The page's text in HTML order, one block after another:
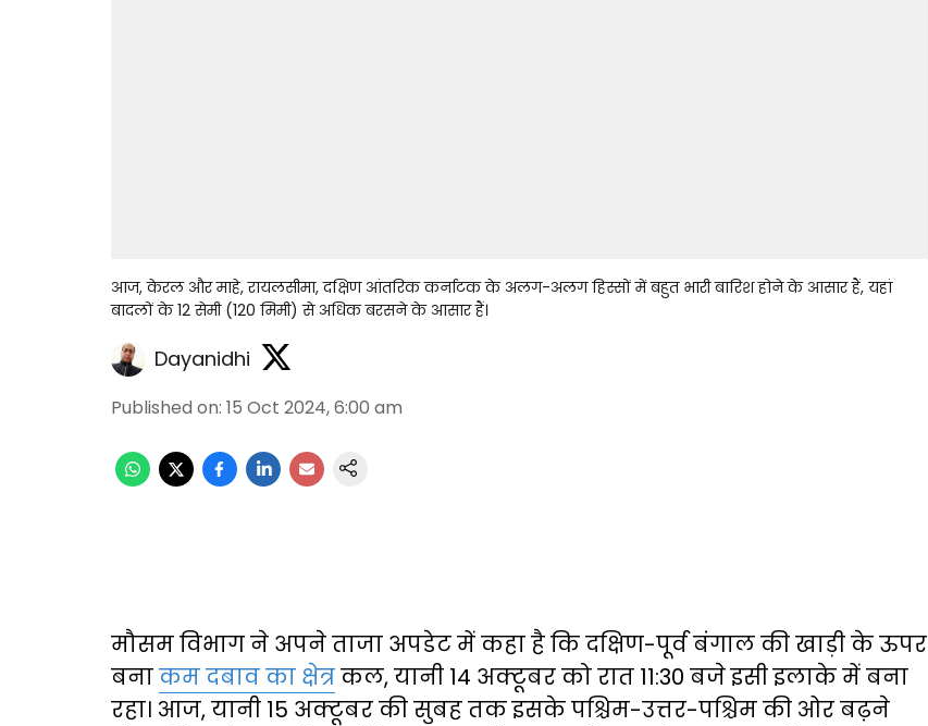
आज, केरल और माहे, रायलसीमा, दक्षिण आंतरिक कर्नाटक के अलग-अलग हिस्सों में बहुत भारी बारिश होने के आसार हैं, यहां
बादलों के 12 सेमी (120 मिमी) से अधिक बरसने के आसार हैं।
Dayanidhi
Published on: 15 Oct 2024, 6:00 am
मौसम विभाग ने अपने ताजा अपडेट में कहा है कि दक्षिण-पूर्व बंगाल की खाड़ी के ऊपर
बनाकम दबाव का क्षेत्रकल, यानी 14 अक्टूबर को रात 11:30 बजे इसी इलाके में बना
रहा। आज, यानी 15 अक्टूबर की सुबह तक इसके पश्चिम-उत्तर-पश्चिम की ओर बढ़ने